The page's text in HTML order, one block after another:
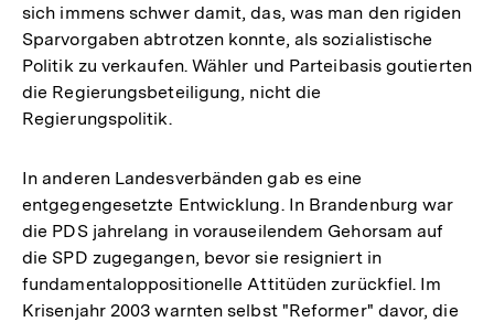
sich immens schwer damit, das, was man den rigiden
Sparvorgaben abtrotzen konnte, als sozialistische
Politik zu verkaufen. Wähler und Parteibasis goutierten
die Regierungsbeteiligung, nicht die
Regierungspolitik.
In anderen Landesverbänden gab es eine
entgegengesetzte Entwicklung. In Brandenburg war
die PDS jahrelang in vorauseilendem Gehorsam auf
die SPD zugegangen, bevor sie resigniert in
fundamentaloppositionelle Attitüden zurückfiel. Im
Krisenjahr 2003 warnten selbst "Reformer" davor, die